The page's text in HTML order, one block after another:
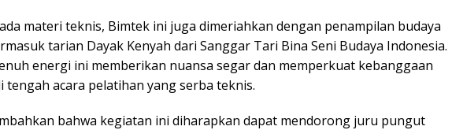
materi teknis, Bimtek ini juga dimeriahkan dengan penampilan budaya
tarian Dayak Kenyah dari Sanggar Tari Bina Seni Budaya Indonesia.
energi ini memberikan nuansa segar dan memperkuat kebanggaan
tengah acara pelatihan yang serba teknis.
bahwa kegiatan ini diharapkan dapat mendorong juru pungut